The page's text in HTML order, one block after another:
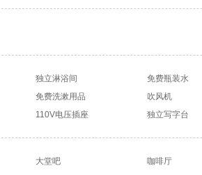
独立淋浴间
免费瓶装水
免费洗漱用品
吹风机
110V电压插座 独立写字台
大堂吧 咖啡厅